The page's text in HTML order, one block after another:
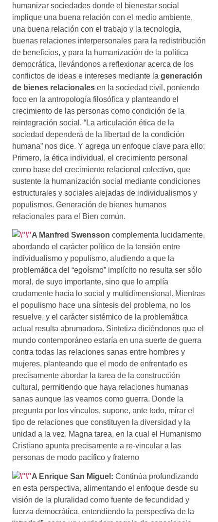
humanizar sociedades donde el bienestar social
implique una buena relación con el medio ambiente,
una buena relación con el trabajo y la tecnología,
buenas relaciones interpersonales para la redistribución
de beneficios, y para la humanización de la política
democrática, llevándonos a reflexionar acerca de los
conflictos de ideas e intereses mediante la generación
de bienes relacionales en la sociedad civil, poniendo
foco en la antropología filosófica y planteando el
crecimiento de las personas como condición de la
reintegración social. “La articulación ética de la
sociedad dependerá de la libertad de la condición
humana” nos dice. Y agrega un enfoque clave para ello:
Primero, la ética individual, el crecimiento personal
como base del crecimiento relacional colectivo, que
sustente la humanización social mediante condiciones
estructurales y sociales alejadas de individualismos y
populismos. Generación de bienes humanos
relacionales para el Bien común.
A Manfred Swensson complementa lucidamente,
abordando el carácter político de la tensión entre
individualismo y populismo, aludiendo a que la
problemática del “egoísmo” implícito no resulta ser sólo
moral, de suyo importante, sino que lo amplía
crudamente hacia lo social y multidimensional. Mientras
el populismo hace una síntesis del problema, no los
resuelve, y el carácter sistémico de la problemática
actual resulta abrumadora. Sintetiza diciéndonos que el
mundo contemporáneo estaría en una suerte de guerra
contra todas las relaciones sanas entre hombres y
mujeres, planteando que el modo de enfrentarlo es
precisamente abordar la tarea de la construcción
cultural, permitiendo que haya relaciones humanas
sanas aunque las veamos como guerra. Donde la
pregunta por los vínculos, supone, ante todo, mirar el
tipo de relaciones que constituyen la diversidad y la
unidad a la vez. Magna tarea, en la cual el Humanismo
Cristiano apunta precisamente a re-vincular a las
personas de modo pacífico y fraterno
A Enrique San Miguel: Continúa profundizando
en esta perspectiva, alimentando el enfoque desde su
visión de la pluralidad como fuente de fecundidad y
fuerza democrática, entendiendo la perspectiva de la